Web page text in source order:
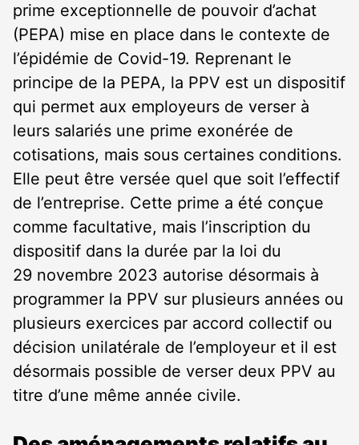
prime exceptionnelle de pouvoir d’achat
(PEPA) mise en place dans le contexte de
l’épidémie de Covid-19. Reprenant le
principe de la PEPA, la PPV est un dispositif
qui permet aux employeurs de verser à
leurs salariés une prime exonérée de
cotisations, mais sous certaines conditions.
Elle peut être versée quel que soit l’effectif
de l’entreprise. Cette prime a été conçue
comme facultative, mais l’inscription du
dispositif dans la durée par la loi du
29 novembre 2023 autorise désormais à
programmer la PPV sur plusieurs années ou
plusieurs exercices par accord collectif ou
décision unilatérale de l’employeur et il est
désormais possible de verser deux PPV au
titre d’une même année civile.